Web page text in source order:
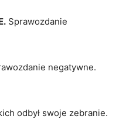
Sprawozdanie
negatywne.
odbył swoje zebranie.